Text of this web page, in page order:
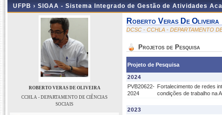
UFPB › SIGAA - Sistema Integrado de Gestão de Atividades
ROBERTO VERAS DE OLIVEIRA
CCHLA - DEPARTAMENTO DE CIÊNCIAS
SOCIAIS
Roberto Veras De Oliveira
DCSC - CCHLA - DEPARTAMENTO
Projetos de Pesquisa
Projeto de Pesquisa
2024
PVB20622-
2024
Fortalecimento de redes
condições de trabalho na
2023